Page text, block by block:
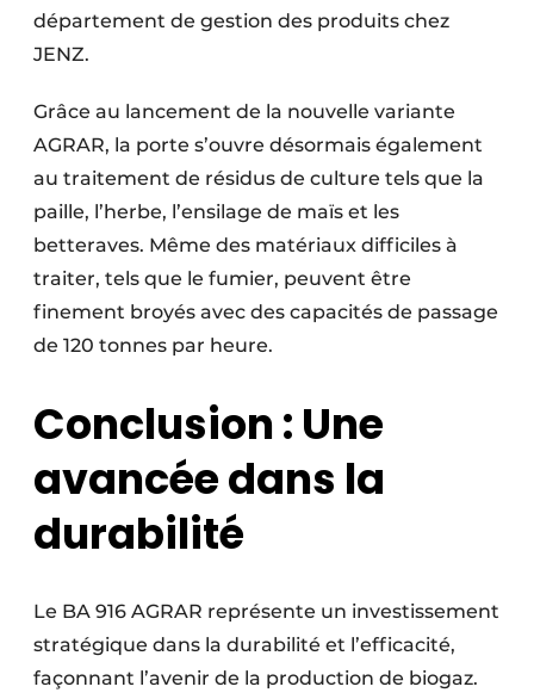
département de gestion des produits chez
JENZ.
Grâce au lancement de la nouvelle variante
AGRAR, la porte s’ouvre désormais également
au traitement de résidus de culture tels que la
paille, l’herbe, l’ensilage de maïs et les
betteraves. Même des matériaux difficiles à
traiter, tels que le fumier, peuvent être
finement broyés avec des capacités de passage
de 120 tonnes par heure.
Conclusion : Une
avancée dans la
durabilité
Le BA 916 AGRAR représente un investissement
stratégique dans la durabilité et l’efficacité,
façonnant l’avenir de la production de biogaz.